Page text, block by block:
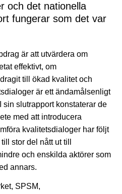
och det nationella
fungerar som det var
är att utvärdera om
effektivt, om
till ökad kvalitet och
är ett ändamålsenligt
sin slutrapport konstaterar de
med att introducera
kvalitetsdialoger har följt
stor del nått ut till
och enskilda aktörer som
annars.
SPSM,